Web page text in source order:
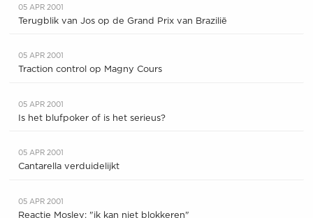
05 APR 2001
Terugblik van Jos op de Grand Prix van Brazilië
05 APR 2001
Traction control op Magny Cours
05 APR 2001
Is het blufpoker of is het serieus?
05 APR 2001
Cantarella verduidelijkt
05 APR 2001
Reactie Mosley: "ik kan niet blokkeren"